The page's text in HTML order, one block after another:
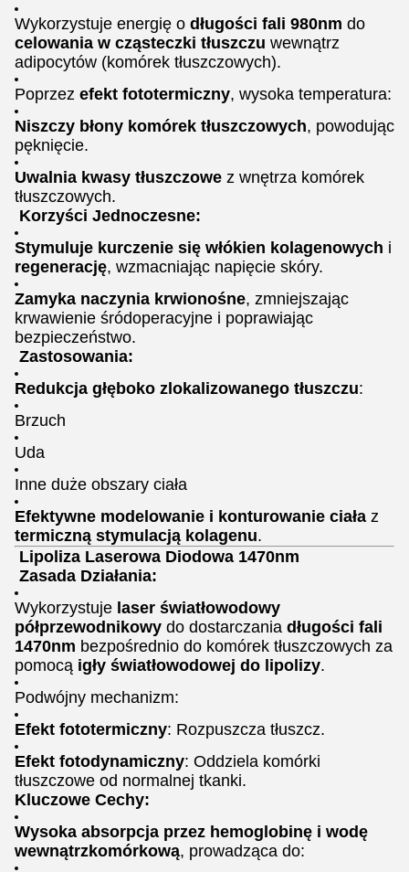
Wykorzystuje energię o długości fali 980nm do
celowania w cząsteczki tłuszczu wewnątrz
adipocytów (komórek tłuszczowych).
Poprzez efekt fototermiczny, wysoka temperatura:
Niszczy błony komórek tłuszczowych, powodując
pęknięcie.
Uwalnia kwasy tłuszczowe z wnętrza komórek
tłuszczowych.
Korzyści Jednoczesne:
Stymuluje kurczenie się włókien kolagenowych i
regenerację, wzmacniając napięcie skóry.
Zamyka naczynia krwionośne, zmniejszając
krwawienie śródoperacyjne i poprawiając
bezpieczeństwo.
Zastosowania:
Redukcja głęboko zlokalizowanego tłuszczu:
Brzuch
Uda
Inne duże obszary ciała
Efektywne modelowanie i konturowanie ciała z
termiczną stymulacją kolagenu.
Lipoliza Laserowa Diodowa 1470nm
Zasada Działania:
Wykorzystuje laser światłowodowy
półprzewodnikowy do dostarczania długości fali
1470nm bezpośrednio do komórek tłuszczowych za
pomocą igły światłowodowej do lipolizy.
Podwójny mechanizm:
Efekt fototermiczny: Rozpuszcza tłuszcz.
Efekt fotodynamiczny: Oddziela komórki
tłuszczowe od normalnej tkanki.
Kluczowe Cechy:
Wysoka absorpcja przez hemoglobinę i wodę
wewnątrzkomórkową, prowadząca do: